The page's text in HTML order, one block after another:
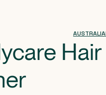
Hair